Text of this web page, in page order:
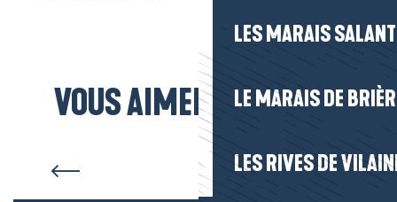
LES MARAIS
LE MARAIS DE
LES RIVES DE
VOUS AIMEREZ AUSSI...
Portraits et recettes